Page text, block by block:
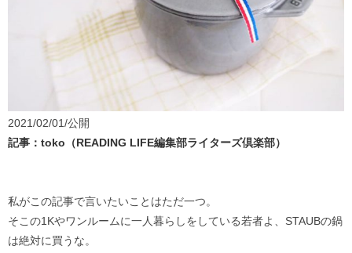
2021/02/01/公開
記事：toko（READING LIFE編集部ライターズ倶楽部）
私がこの記事で言いたいことはただ一つ。
そこの1Kやワンルームに一人暮らしをしている若者よ、STAUBの鍋
は絶対に買うな。